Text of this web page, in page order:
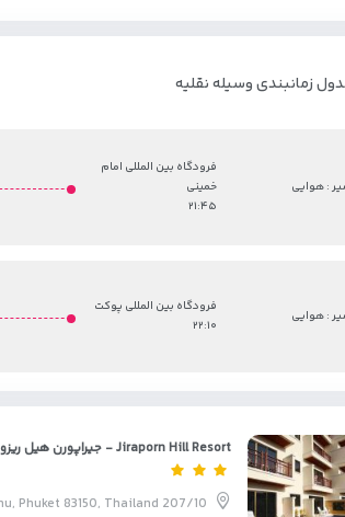
زمانبندی وسیله نقلیه
: هوایی
فرودگاه بین المللی امام
خمینی
۲۱:۴۵
: هوایی
فرودگاه بین المللی پوکت
۲۲:۱۰
Jiraporn Hill Resort - جیراپورن هیل ریزورت
207/10 Nanai Road | Patong Beach, Kathu, Patong, Kathu, Phuket 83150, Thailand